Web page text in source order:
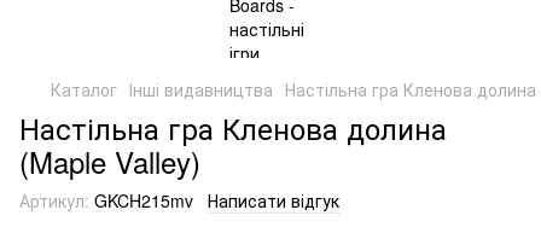
Каталог Інші видавництва Настільна гра Кленова
Настільна гра Кленова долина
(Maple Valley)
Артикул: GKCH215mv Написати відгук